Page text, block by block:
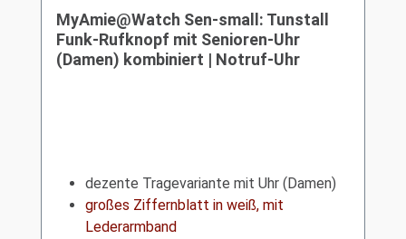
MyAmie@Watch Sen-small: Tunstall
Funk-Rufknopf mit Senioren-Uhr
(Damen) kombiniert | Notruf-Uhr
dezente Tragevariante mit Uhr (Damen)
großes Ziffernblatt in weiß, mit
Lederarmband